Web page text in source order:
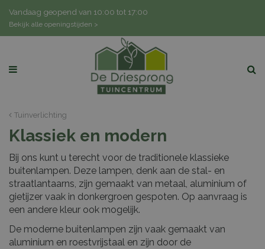
Tuinverlichting
Vandaag geopend van 10:00 tot 17:00
Bekijk alle openingstijden >
Klassiek en modern
Bij ons kunt u terecht voor de traditionele klassieke
buitenlampen. Deze lampen, denk aan de stal- en
straatlantaarns, zijn gemaakt van metaal, aluminium of
gietijzer vaak in donkergroen gespoten. Op aanvraag is
een andere kleur ook mogelijk.
De moderne buitenlampen zijn vaak gemaakt van
aluminium en roestvrijstaal en zijn door de